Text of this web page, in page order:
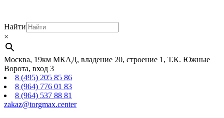
Найти
×
Москва, 19км МКАД, владение 20, строение 1, Т.К. Южные
Ворота, вход 3
8 (495) 205 85 86
8 (964) 776 01 83
8 (964) 537 88 81
zakaz@torgmax.center